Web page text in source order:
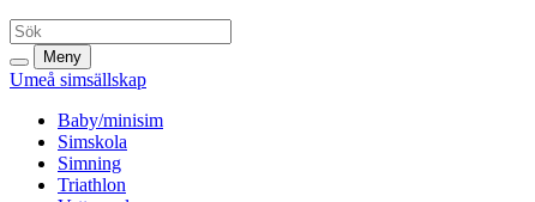
Meny
Umeå simsällskap
Baby/minisim
Simskola
Simning
Triathlon